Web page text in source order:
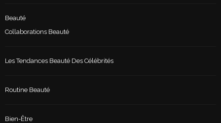
Beauté
Collaborations Beauté
Les Tendances Beauté Des Célébrités
Routine Beauté
Bien-Être